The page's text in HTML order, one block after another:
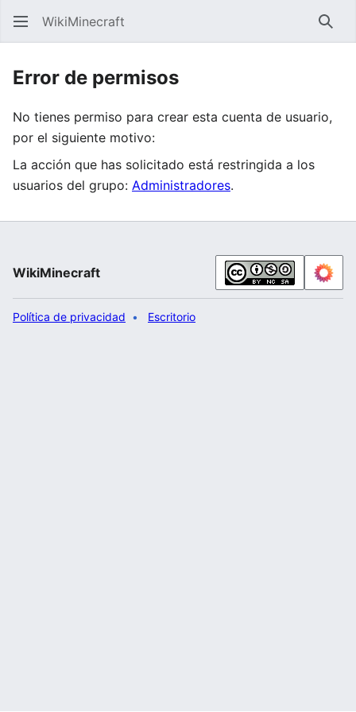
WikiMinecraft
Error de permisos
No tienes permiso para crear esta cuenta de usuario,
por el siguiente motivo:
La acción que has solicitado está restringida a los
usuarios del grupo: Administradores.
WikiMinecraft
Política de privacidad Escritorio